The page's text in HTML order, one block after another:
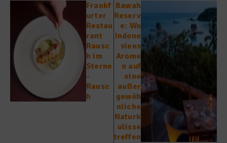
Frankf
urter
Restau
rant
Rausc
h im
Sterne
-
Rausc
h
Bawah
Reserv
e: Wo
Indone
siens
Arome
n auf
eine
außer
gewöh
nliche
Naturk
ulisse
treffen